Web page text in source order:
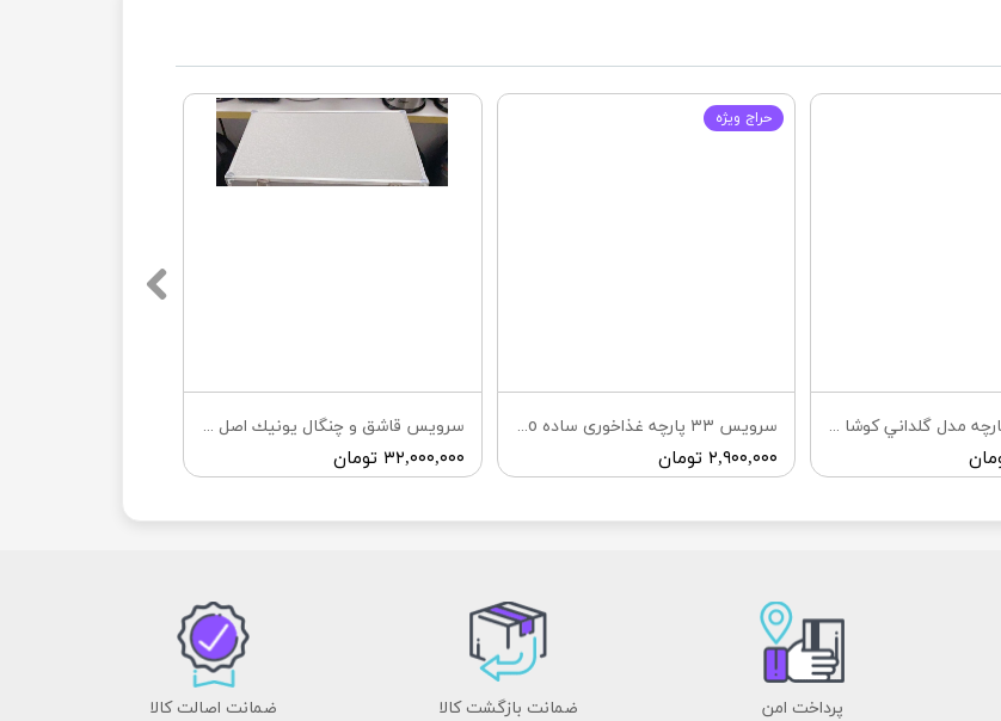
سرويس قاشق و چنگال يونيك اصل آلمان
۳۲,۰۰۰,۰۰۰ تومان
سرویس ۳۳ پارچه غذاخوری ساده solo
۲,۹۰۰,۰۰۰ تومان
حراج ويژه
سرويس ١٥ پارچه مدل گلداني كوشا ٣ تابه
پرداخت امن ضمانت بازگشت کالا ضمانت اصالت کالا